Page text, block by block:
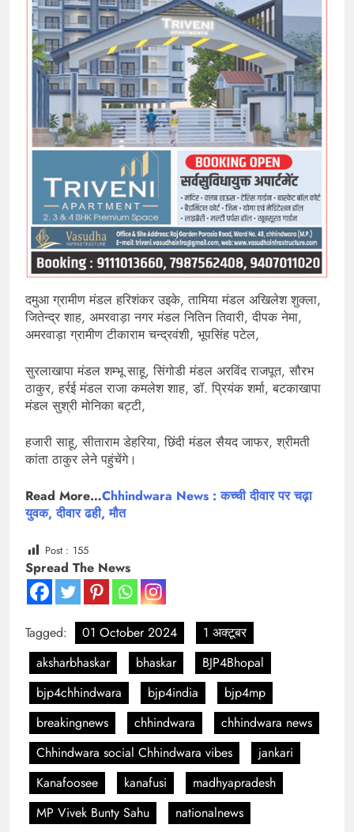
दमुआ ग्रामीण मंडल हरिशंकर उइके, तामिया मंडल अखिलेश शुक्ला,
जितेन्द्र शाह, अमरवाड़ा नगर मंडल नितिन तिवारी, दीपक नेमा,
अमरवाड़ा ग्रामीण टीकाराम चन्द्रवंशी, भूपसिंह पटेल,
सुरलाखापा मंडल शम्भू साहू, सिंगोडी मंडल अरविंद राजपूत, सौरभ
ठाकुर, हर्रई मंडल राजा कमलेश शाह, डॉ. प्रियंक शर्मा, बटकाखापा
मंडल सुश्री मोनिका बट्टी,
हजारी साहू, सीताराम डेहरिया, छिंदी मंडल सैयद जाफर, श्रीमती
कांता ठाकुर लेने पहुंचेंगे।
Read More…Chhindwara News : कच्ची दीवार पर चढ़ा
युवक, दीवार ढही, मौत
Post : 155
Spread The News
Tagged: 01 October 2024
1 अक्टूबर
aksharbhaskar
bhaskar
BJP4Bhopal
bjp4chhindwara
bjp4india
bjp4mp
breakingnews
chhindwara
chhindwara news
Chhindwara social Chhindwara vibes
jankari
Kanafoosee
kanafusi
madhyapradesh
MP Vivek Bunty Sahu
nationalnews